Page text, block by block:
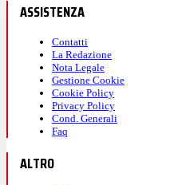
ASSISTENZA
Contatti
La Redazione
Nota Legale
Gestione Cookie
Cookie Policy
Privacy Policy
Cond. Generali
Faq
ALTRO